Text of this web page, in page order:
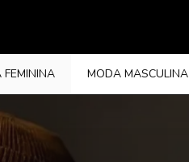
FEMININA MODA MASCULINA